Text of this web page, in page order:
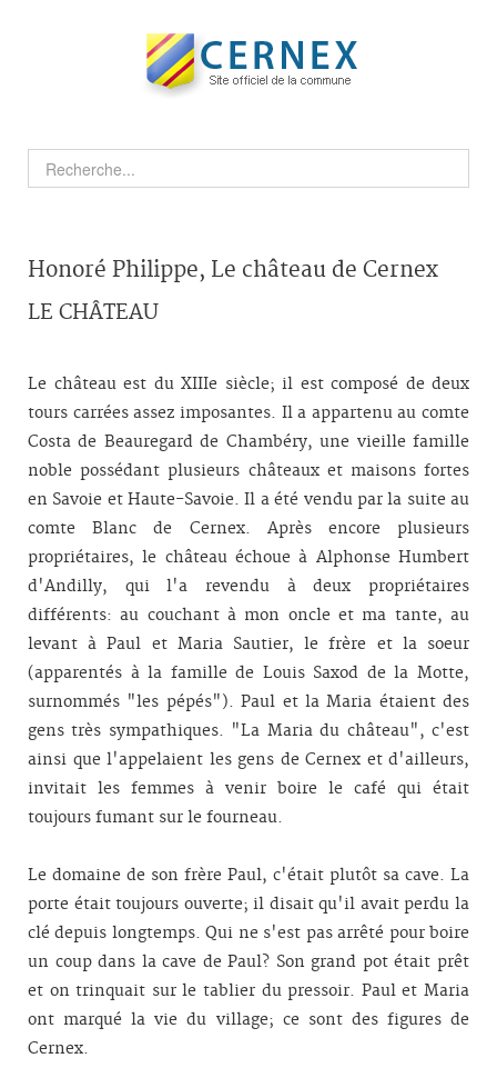
Honoré Philippe, Le château de Cernex
LE CHÂTEAU
Le château est du XIIIe siècle; il est composé de deux
tours carrées assez imposantes. Il a appartenu au comte
Costa de Beauregard de Chambéry, une vieille famille
noble possédant plusieurs châteaux et maisons fortes
en Savoie et Haute-Savoie. Il a été vendu par la suite au
comte Blanc de Cernex. Après encore plusieurs
propriétaires, le château échoue à Alphonse Humbert
d'Andilly, qui l'a revendu à deux propriétaires
différents: au couchant à mon oncle et ma tante, au
levant à Paul et Maria Sautier, le frère et la soeur
(apparentés à la famille de Louis Saxod de la Motte,
surnommés "les pépés"). Paul et la Maria étaient des
gens très sympathiques. "La Maria du château", c'est
ainsi que l'appelaient les gens de Cernex et d'ailleurs,
invitait les femmes à venir boire le café qui était
toujours fumant sur le fourneau.
Le domaine de son frère Paul, c'était plutôt sa cave. La
porte était toujours ouverte; il disait qu'il avait perdu la
clé depuis longtemps. Qui ne s'est pas arrêté pour boire
un coup dans la cave de Paul? Son grand pot était prêt
et on trinquait sur le tablier du pressoir. Paul et Maria
ont marqué la vie du village; ce sont des figures de
Cernex.